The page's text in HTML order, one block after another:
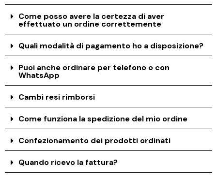
Come posso avere la certezza di aver
effettuato un ordine correttemente
Quali modalità di pagamento ho a disposizione?
Puoi anche ordinare per telefono o con
WhatsApp
Cambi resi rimborsi
Come funziona la spedizione del mio ordine
Confezionamento dei prodotti ordinati
Quando ricevo la fattura?